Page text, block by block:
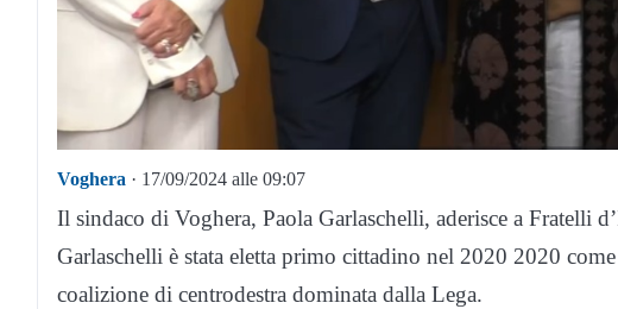
Voghera · 17/09/2024 alle 09:07
Il sindaco di Voghera, Paola Garlaschelli, aderisce a Fratelli
Garlaschelli è stata eletta primo cittadino nel 2020 2020
coalizione di centrodestra dominata dalla Lega.